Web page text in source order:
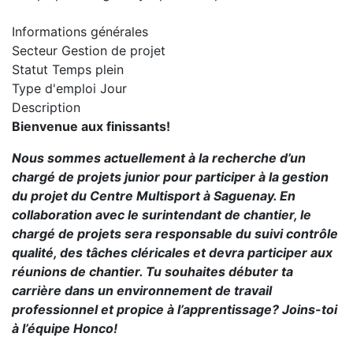
Informations générales
Secteur Gestion de projet
Statut Temps plein
Type d'emploi Jour
Description
Bienvenue aux finissants!
Nous sommes actuellement à la recherche d’un
chargé de projets junior pour participer à la gestion
du projet du Centre Multisport à Saguenay. En
collaboration avec le surintendant de chantier, le
chargé de projets sera responsable du suivi contrôle
qualité, des tâches cléricales et devra participer aux
réunions de chantier. Tu souhaites débuter ta
carrière dans un environnement de travail
professionnel et propice à l’apprentissage? Joins-toi
à l’équipe Honco!